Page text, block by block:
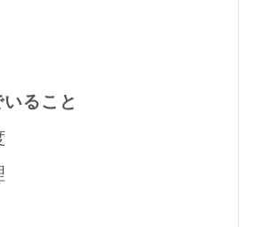
ること